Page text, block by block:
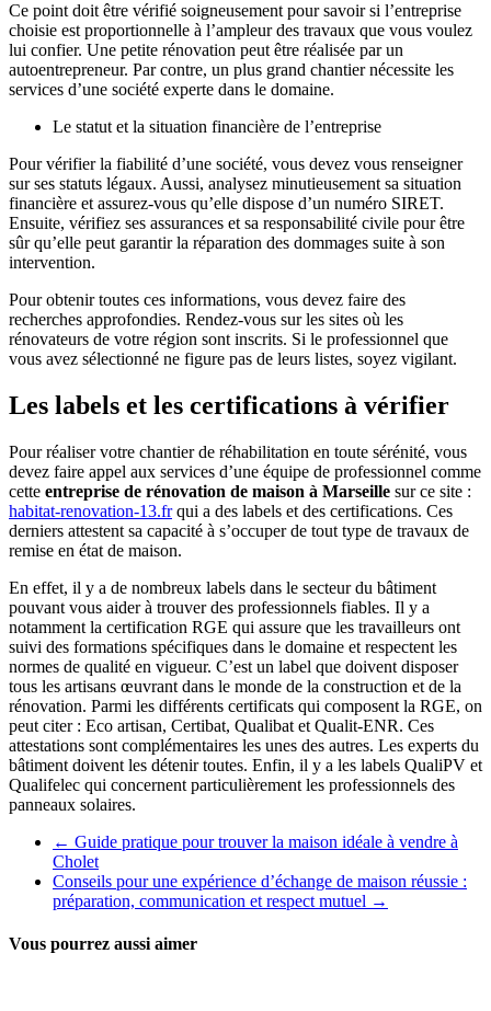
Ce point doit être vérifié soigneusement pour savoir si l’entreprise
choisie est proportionnelle à l’ampleur des travaux que vous voulez
lui confier. Une petite rénovation peut être réalisée par un
autoentrepreneur. Par contre, un plus grand chantier nécessite les
services d’une société experte dans le domaine.
Le statut et la situation financière de l’entreprise
Pour vérifier la fiabilité d’une société, vous devez vous renseigner
sur ses statuts légaux. Aussi, analysez minutieusement sa situation
financière et assurez-vous qu’elle dispose d’un numéro SIRET.
Ensuite, vérifiez ses assurances et sa responsabilité civile pour être
sûr qu’elle peut garantir la réparation des dommages suite à son
intervention.
Pour obtenir toutes ces informations, vous devez faire des
recherches approfondies. Rendez-vous sur les sites où les
rénovateurs de votre région sont inscrits. Si le professionnel que
vous avez sélectionné ne figure pas de leurs listes, soyez vigilant.
Les labels et les certifications à vérifier
Pour réaliser votre chantier de réhabilitation en toute sérénité, vous
devez faire appel aux services d’une équipe de professionnel comme
cette entreprise de rénovation de maison à Marseille sur ce site :
habitat-renovation-13.frqui a des labels et des certifications. Ces
derniers attestent sa capacité à s’occuper de tout type de travaux de
remise en état de maison.
En effet, il y a de nombreux labels dans le secteur du bâtiment
pouvant vous aider à trouver des professionnels fiables. Il y a
notamment la certification RGE qui assure que les travailleurs ont
suivi des formations spécifiques dans le domaine et respectent les
normes de qualité en vigueur. C’est un label que doivent disposer
tous les artisans œuvrant dans le monde de la construction et de la
rénovation. Parmi les différents certificats qui composent la RGE, on
peut citer : Eco artisan, Certibat, Qualibat et Qualit-ENR. Ces
attestations sont complémentaires les unes des autres. Les experts du
bâtiment doivent les détenir toutes. Enfin, il y a les labels QualiPV et
Qualifelec qui concernent particulièrement les professionnels des
panneaux solaires.
← Guide pratique pour trouver la maison idéale à vendre à
Cholet
Conseils pour une expérience d’échange de maison réussie :
préparation, communication et respect mutuel →
Vous pourrez aussi aimer